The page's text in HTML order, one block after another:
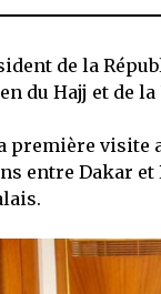
de la
du Hajj et de
première visite
entre Dakar et